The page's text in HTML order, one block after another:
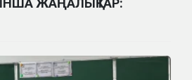
ЖАҢАЛЫҚТАР: